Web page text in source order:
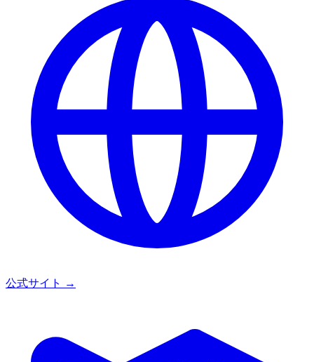
公式サイト →